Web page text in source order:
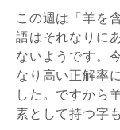
この週は「羊を
語はそれなりに
ないようです。
なり高い正解率
した。ですから
素として持つ字